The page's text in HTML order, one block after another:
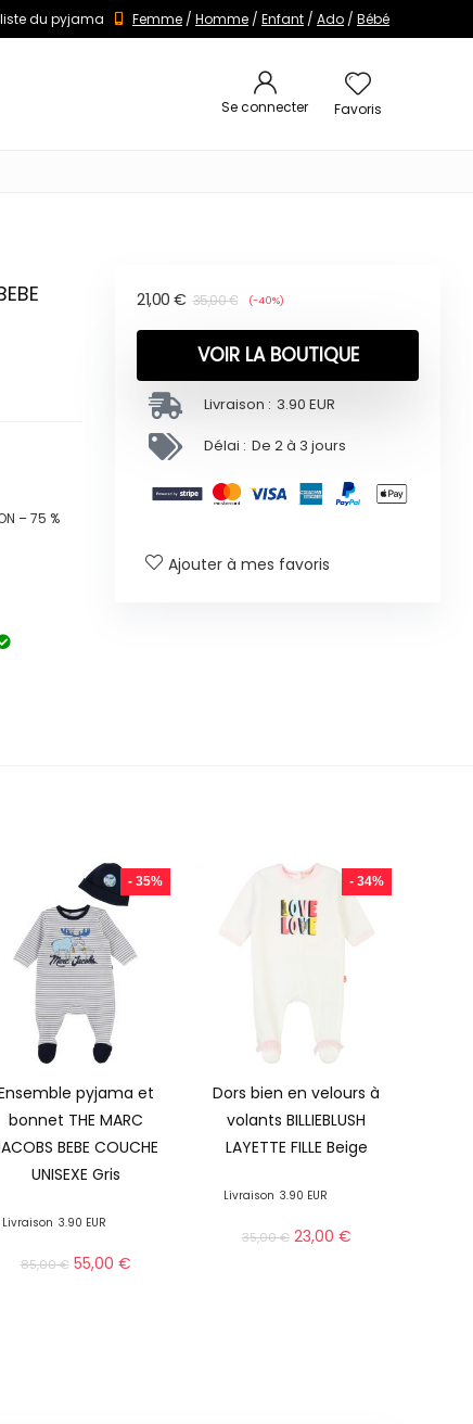
du pyjama Femme / Homme / Enfant / Ado / Bébé
Se connecter Favoris
– 75 %
35,00€
21,00 € (-40%)
VOIR LA BOUTIQUE
Livraison : 3.90 EUR
Délai : De 2 à 3 jours
Ajouter à mes favoris
- 35%
pyjama et
bonnet THE MARC
BEBE COUCHE
UNISEXE Gris
Livraison 3.90 EUR
85,00€ 55,00 €
- 34%
Dors bien en velours à
volants BILLIEBLUSH
LAYETTE FILLE Beige
Livraison 3.90 EUR
35,00€ 23,00 €